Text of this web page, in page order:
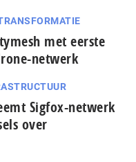
met eerste
netwerk
Sigfox-netwerk
over